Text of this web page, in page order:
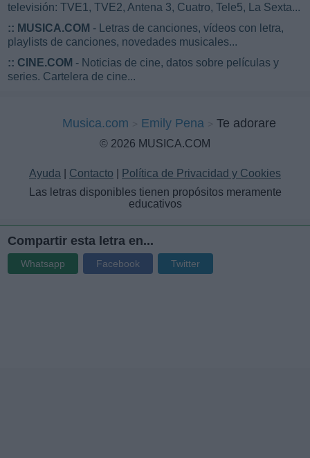
televisión: TVE1, TVE2, Antena 3, Cuatro, Tele5, La Sexta...
:: MUSICA.COM - Letras de canciones, vídeos con letra,
playlists de canciones, novedades musicales...
:: CINE.COM - Noticias de cine, datos sobre películas y
series. Cartelera de cine...
Musica.com Emily Pena Te adorare
© 2026 MUSICA.COM
Ayuda Contacto
Política de Privacidad y Cookies
Las letras disponibles tienen propósitos meramente
educativos
Compartir esta letra en...
Whatsapp Facebook Twitter